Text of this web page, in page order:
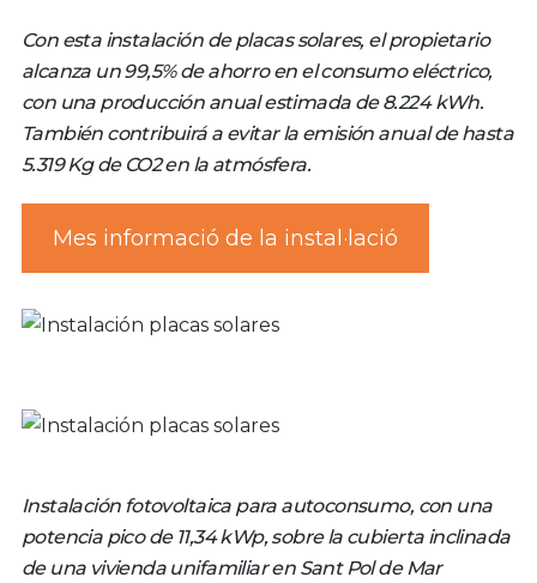
Con esta instalación de placas solares, el propietario
alcanza un 99,5% de ahorro en el consumo eléctrico,
con una producción anual estimada de 8.224 kWh.
También contribuirá a evitar la emisión anual de hasta
5.319 Kg de CO2 en la atmósfera.
Mes informació de la instal·lació
Instalación fotovoltaica para autoconsumo, con una
potencia pico de 11,34 kWp, sobre la cubierta inclinada
de una vivienda unifamiliar en Sant Pol de Mar